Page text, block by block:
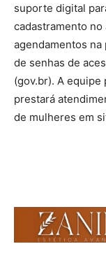
suporte digital
cadastramento no
agendamentos na
de senhas de
(gov.br). A
prestará
de mulheres em